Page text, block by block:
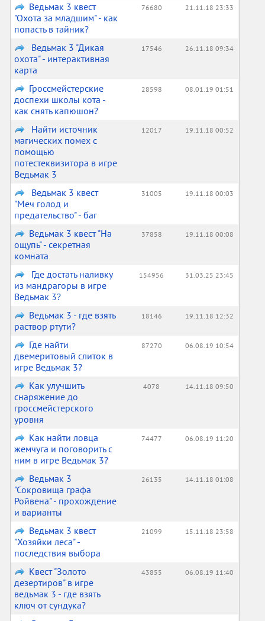
Ведьмак 3 квест
"Охота за младшим" - как
попасть в тайник?
76680 21.11.18 23:33
Ведьмак 3 "Дикая
охота" - интерактивная
карта
17546 26.11.18 09:34
Гроссмейстерские
доспехи школы кота -
как снять капюшон?
28598 08.01.19 01:51
Найти источник
магических помех с
помощью
потестеквизитора в игре
Ведьмак 3
12017 19.11.18 00:52
Ведьмак 3 квест
"Меч голод и
предательство" - баг
31005 19.11.18 00:03
Ведьмак 3 квест "На
ощупь" - секретная
комната
37858 19.11.18 00:08
Где достать наливку
из мандрагоры в игре
Ведьмак 3?
154956 31.03.25 23:45
Ведьмак 3 - где взять
раствор ртути?
18146 19.11.18 12:32
Где найти
двемеритовый слиток в
игре Ведьмак 3?
87270 06.08.19 10:54
Как улучшить
снаряжение до
гроссмейстерского
уровня
4078 14.11.18 09:50
Как найти ловца
жемчуга и поговорить с
ним в игре Ведьмак 3?
74477 06.08.19 11:20
Ведьмак 3
"Сокровища графа
Ройвена" - прохождение
и варианты
26135 14.11.18 01:08
Ведьмак 3 квест
"Хозяйки леса" -
последствия выбора
21099 15.11.18 23:58
Квест "Золото
дезертиров" в игре
ведьмак 3 - где взять
ключ от сундука?
43855 06.08.19 11:40